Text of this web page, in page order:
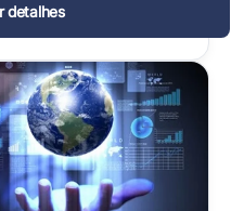
detalhes